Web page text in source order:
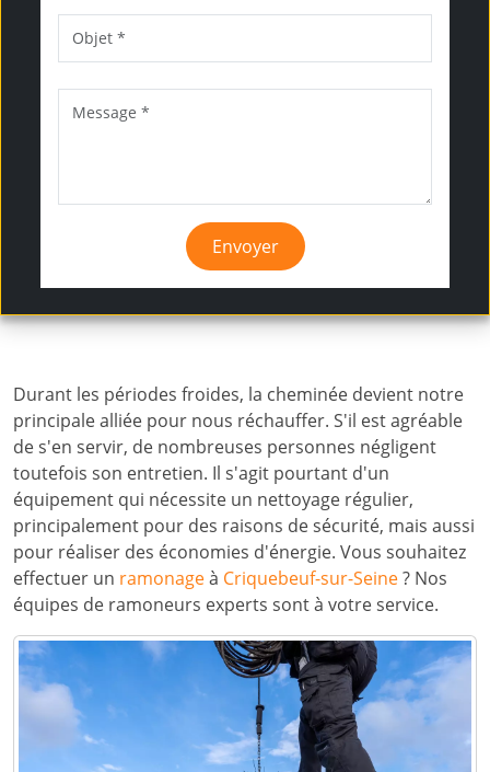
Envoyer
Durant les périodes froides, la cheminée devient notre
principale alliée pour nous réchauffer. S'il est agréable
de s'en servir, de nombreuses personnes négligent
toutefois son entretien. Il s'agit pourtant d'un
équipement qui nécessite un nettoyage régulier,
principalement pour des raisons de sécurité, mais aussi
pour réaliser des économies d'énergie. Vous souhaitez
effectuer un ramonageà Criquebeuf-sur-Seine? Nos
équipes de ramoneurs experts sont à votre service.